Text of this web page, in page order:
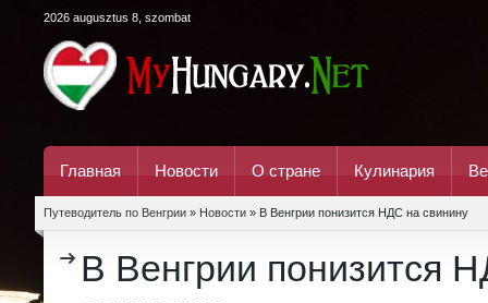
2026 augusztus 8, szombat
Главная Новости О стране Кулинария
Путеводитель по Венгрии » Новости » В Венгрии понизится НДС на свинину
В Венгрии понизится